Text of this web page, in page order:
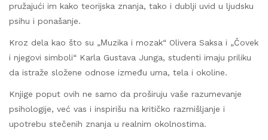
pružajući im kako teorijska znanja, tako i dublji uvid u ljudsku
psihu i ponašanje.
Kroz dela kao što su „Мuzika i mozak“ Olivera Saksa i „Čovek
i njegovi simboli“ Karla Gustava Junga, studenti imaju priliku
da istraže složene odnose između uma, tela i okoline.
Knjige poput ovih ne samo da proširuju vaše razumevanje
psihologije, već vas i inspirišu na kritičko razmišljanje i
upotrebu stečenih znanja u realnim okolnostima.